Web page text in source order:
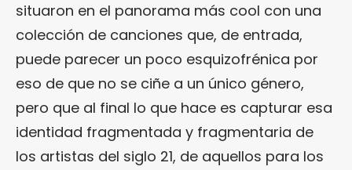
situaron en el panorama más cool con una
colección de canciones que, de entrada,
puede parecer un poco esquizofrénica por
eso de que no se ciñe a un único género,
pero que al final lo que hace es capturar esa
identidad fragmentada y fragmentaria de
los artistas del siglo 21, de aquellos para los